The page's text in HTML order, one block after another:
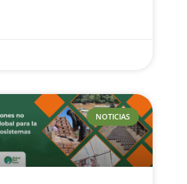
NOTICIAS